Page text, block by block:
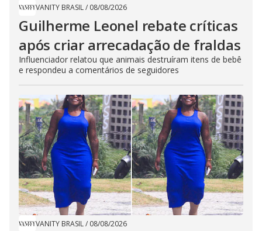
VANITY BRASIL/ 08/08/2026
Guilherme Leonel rebate críticas
após criar arrecadação de fraldas
Influenciador relatou que animais destruíram itens de bebê
e respondeu a comentários de seguidores
VANITY BRASIL/ 08/08/2026